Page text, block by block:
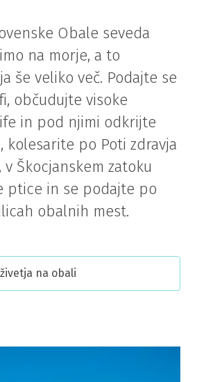
Obale seveda
na morje, a to
še veliko več. Podajte se
občudujte visoke
in pod njimi odkrijte
kolesarite po Poti zdravja
Škocjanskem zatoku
ptice in se podajte po
obalnih mest.
na obali